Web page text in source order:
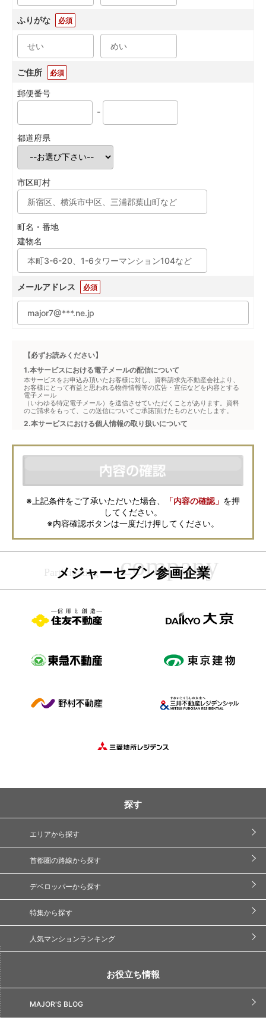
ふりがな 必須
ご住所 必須
郵便番号
-
都道府県
市区町村
町名・番地
建物名
メールアドレス 必須
【必ずお読みください】
1.本サービスにおける電子メールの配信について
本サービスをお申込み頂いたお客様に対し、資料請求先不動産会社より、
お客様にとって有益と思われる物件情報等の広告・宣伝などを内容とする
電子メール
（いわゆる特定電子メール）を送信させていただくことがあります。資料
のご請求をもって、この送信についてご承諾頂けたものといたします。
2.本サービスにおける個人情報の取り扱いについて
本フォームからお客様が記入・登録された個人情報は、ダイレクトメール
などの資料送付・電子メールの送信・電話連絡などの目的で資料請求先不
動産会社が利用・保管します。資料請求先不動産会社が保管する個人情報
の取扱いについては、各不動産会社に直接お問合せください。
また、上記とは別にメジャーセブンでは本サービスを円滑に運用するため
に、お客様の個人情報をサービスご利用の控えとして一定期間保管いたし
ます。 ご記入の内容が不明瞭で資料をお送りできない場合、その他当社が
本サービスを円滑に運用するために必要な範囲において、直接メジャーセ
ブンから確認のご連絡をさせていただくことがありますので、あらかじめ
ご了承ください。
メジャーセブンの個人情報の取扱い方針についてはこちらをご覧くださ
※上記条件をご了承いただいた場合、 「内容の確認」 を押
してください。
※内容確認ボタンは一度だけ押してください。
メジャーセブン参画企業
探す
エリアから探す
首都圏の路線から探す
デベロッパーから探す
特集から探す
人気マンションランキング
お役立ち情報
MAJOR'S BLOG